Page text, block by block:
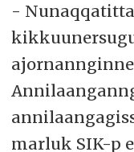
-
marluk SIK-p